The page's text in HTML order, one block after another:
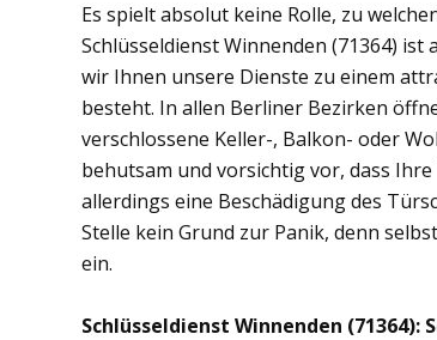
Es spielt absolut keine Rolle, zu
Schlüsseldienst Winnenden (71364) ist
wir Ihnen unsere Dienste zu einem
besteht. In allen Berliner Bezirken
verschlossene Keller-, Balkon- oder
behutsam und vorsichtig vor, dass
allerdings eine Beschädigung des
Stelle kein Grund zur Panik, denn
ein.
Schlüsseldienst Winnenden (71364):